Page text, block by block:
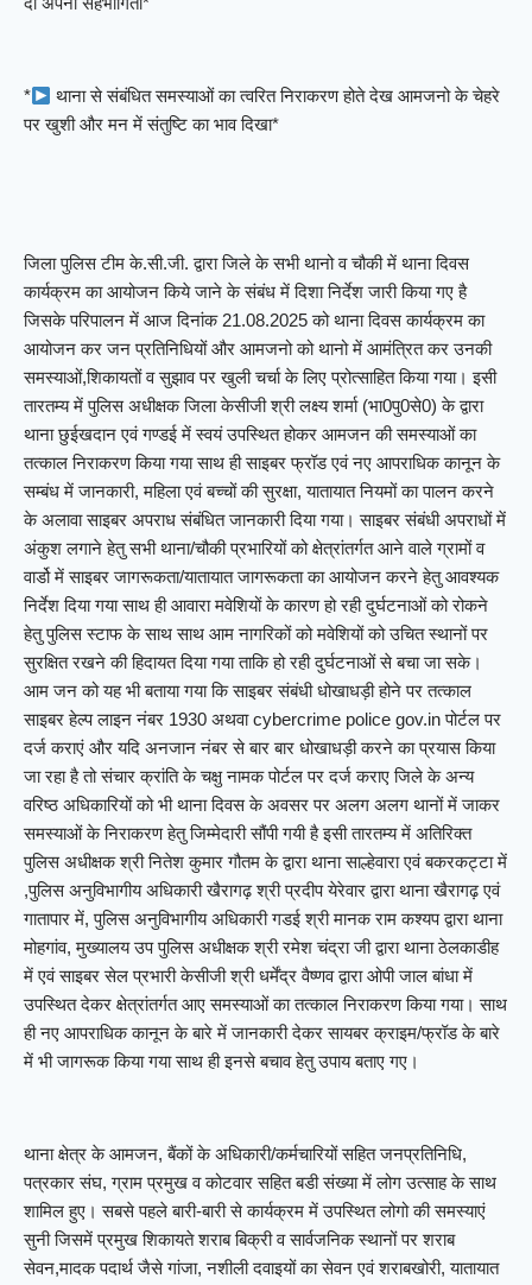
*
थाना से संबंधित समस्याओं का त्वरित निराकरण होते देख आमजनो के चेहरे
पर खुशी और मन में संतुष्टि का भाव दिखा*
जिला पुलिस टीम के.सी.जी. द्वारा जिले के सभी थानो व चौकी में थाना दिवस
कार्यक्रम का आयोजन किये जाने के संबंध में दिशा निर्देश जारी किया गए है
जिसके परिपालन में आज दिनांक 21.08.2025 को थाना दिवस कार्यक्रम का
आयोजन कर जन प्रतिनिधियों और आमजनो को थानो में आमंत्रित कर उनकी
समस्याओं,शिकायतों व सुझाव पर खुली चर्चा के लिए प्रोत्साहित किया गया। इसी
तारतम्य में पुलिस अधीक्षक जिला केसीजी श्री लक्ष्य शर्मा (भा0पु0से0) के द्वारा
थाना छुईखदान एवं गण्डई में स्वयं उपस्थित होकर आमजन की समस्याओं का
तत्काल निराकरण किया गया साथ ही साइबर फ्रॉड एवं नए आपराधिक कानून के
सम्बंध में जानकारी, महिला एवं बच्चों की सुरक्षा, यातायात नियमों का पालन करने
के अलावा साइबर अपराध संबंधित जानकारी दिया गया। साइबर संबंधी अपराधों में
अंकुश लगाने हेतु सभी थाना/चौकी प्रभारियों को क्षेत्रांतर्गत आने वाले ग्रामों व
वार्डो में साइबर जागरूकता/यातायात जागरूकता का आयोजन करने हेतु आवश्यक
निर्देश दिया गया साथ ही आवारा मवेशियों के कारण हो रही दुर्घटनाओं को रोकने
हेतु पुलिस स्टाफ के साथ साथ आम नागरिकों को मवेशियों को उचित स्थानों पर
सुरक्षित रखने की हिदायत दिया गया ताकि हो रही दुर्घटनाओं से बचा जा सके।
आम जन को यह भी बताया गया कि साइबर संबंधी धोखाधड़ी होने पर तत्काल
साइबर हेल्प लाइन नंबर 1930 अथवा cybercrime police gov.in पोर्टल पर
दर्ज कराएं और यदि अनजान नंबर से बार बार धोखाधड़ी करने का प्रयास किया
जा रहा है तो संचार क्रांति के चक्षु नामक पोर्टल पर दर्ज कराए जिले के अन्य
वरिष्ठ अधिकारियों को भी थाना दिवस के अवसर पर अलग अलग थानों में जाकर
समस्याओं के निराकरण हेतु जिम्मेदारी सौंपी गयी है इसी तारतम्य में अतिरिक्त
पुलिस अधीक्षक श्री नितेश कुमार गौतम के द्वारा थाना साल्हेवारा एवं बकरकट्टा में
,पुलिस अनुविभागीय अधिकारी खैरागढ़ श्री प्रदीप येरेवार द्वारा थाना खैरागढ़ एवं
गातापार में, पुलिस अनुविभागीय अधिकारी गडई श्री मानक राम कश्यप द्वारा थाना
मोहगांव, मुख्यालय उप पुलिस अधीक्षक श्री रमेश चंद्रा जी द्वारा थाना ठेलकाडीह
में एवं साइबर सेल प्रभारी केसीजी श्री धर्मेंद्र वैष्णव द्वारा ओपी जाल बांधा में
उपस्थित देकर क्षेत्रांतर्गत आए समस्याओं का तत्काल निराकरण किया गया। साथ
ही नए आपराधिक कानून के बारे में जानकारी देकर सायबर क्राइम/फ्रॉड के बारे
में भी जागरूक किया गया साथ ही इनसे बचाव हेतु उपाय बताए गए।
थाना क्षेत्र के आमजन, बैंकों के अधिकारी/कर्मचारियों सहित जनप्रतिनिधि,
पत्रकार संघ, ग्राम प्रमुख व कोटवार सहित बडी संख्या में लोग उत्साह के साथ
शामिल हुए। सबसे पहले बारी-बारी से कार्यक्रम में उपस्थित लोगो की समस्याएं
सुनी जिसमें प्रमुख शिकायते शराब बिक्री व सार्वजनिक स्थानों पर शराब
सेवन,मादक पदार्थ जैसे गांजा, नशीली दवाइयों का सेवन एवं शराबखोरी, यातायात